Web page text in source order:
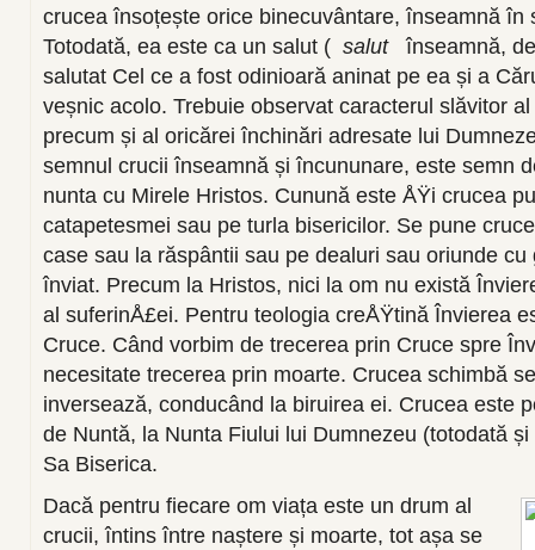
crucea însoțește orice binecuvântare, înseamnă în
Totodată, ea este ca un salut ( salut
înseamnă,
salutat Cel ce a fost odinioară aninat pe ea și a
veșnic acolo. Trebuie observat caracterul slăvitor
precum și al oricărei închinări adresate lui
semnul crucii înseamnă și încununare, este semn
nunta cu Mirele Hristos. Cunună este ÅŸi crucea
catapetesmei sau pe turla bisericilor. Se pune
case sau la răspântii sau pe dealuri sau oriunde
înviat. Precum la Hristos, nici la om nu există
al suferinÅ£ei. Pentru teologia creÅŸtină Învierea
Cruce. Când vorbim de trecerea prin Cruce spre
necesitate trecerea prin moarte. Crucea schimbă
inversează, conducând la biruirea ei. Crucea este
de Nuntă, la Nunta Fiului lui Dumnezeu (totodată
Sa Biserica.
Dacă pentru fiecare om viața este un drum al
crucii, întins între naștere și moarte, tot așa se